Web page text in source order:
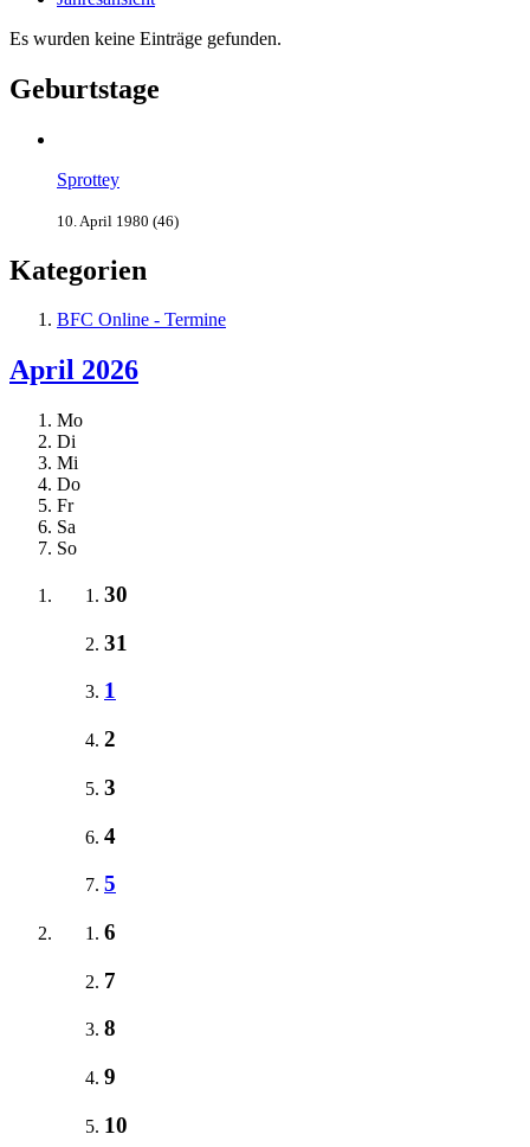
Es wurden keine Einträge gefunden.
Geburtstage
Sprottey
10. April 1980 (46)
Kategorien
BFC Online - Termine
April 2026
Mo
Di
Mi
Do
Fr
Sa
So
30
31
1
2
3
4
5
6
7
8
9
10